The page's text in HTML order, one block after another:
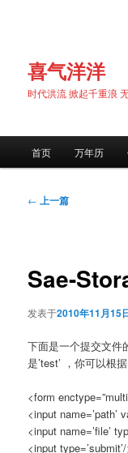
喜气洋洋
时代洪流 掀起千重浪
首页 万年历
文
← 上一篇
Sae-
发表于2010年11月15
下面是一个提交文件
是’test’ ，你可以根
<form
<input name=’path’
<input name=’file’
<input type=’submit’/